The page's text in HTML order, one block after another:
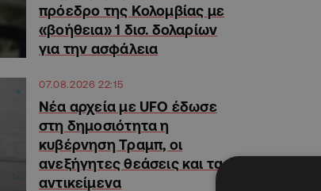
πρόεδρο της Κολομβίας με
«βοήθεια» 1 δισ. δολαρίων
για την ασφάλεια
07.08.2026 22:15
Νέα αρχεία με UFO έδωσε
στη δημοσιότητα η
κυβέρνηση Τραμπ, οι
ανεξήγητες θεάσεις και τα
αντικείμενα